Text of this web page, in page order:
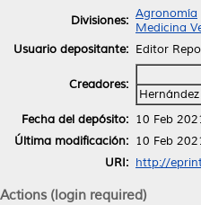
Divisiones: Agronomía
Medicina
Usuario depositante: Editor
Creadores:
Fecha del depósito: 10 Feb
Última modificación: 10 Feb
URI: http://
Actions (login required)